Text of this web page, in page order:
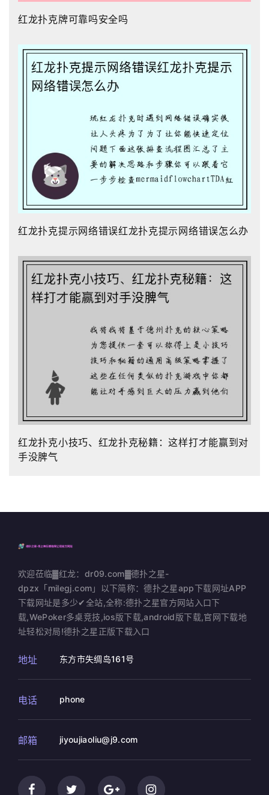
红龙扑克牌可靠吗安全吗
红龙扑克提示网络错误红龙扑克提示网络错误怎么办
红龙扑克小技巧、红龙扑克秘籍：这样打才能赢到对
手没脾气
欢迎莅临▓红龙：dr09.com▓德扑之星-
dpzx「milegj.com」以下简称：德扑之星app下载网址APP
下载网址是多少✔全站,全称:德扑之星官方网站入口下
载,WePoker多桌竞技,ios版下载,android版下载,官网下载地
址轻松对局!德扑之星正版下载入口
地址 东方市失绸岛161号
电话 phone
邮箱 jiyoujiaoliu@j9.com